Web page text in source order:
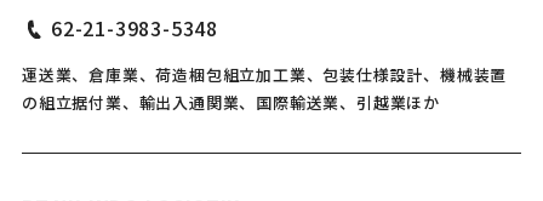
62-21-3983-5348
運送業、倉庫業、荷造梱包組立加工業、包装仕様設計、機械装置
の組立据付業、輸出入通関業、国際輸送業、引越業ほか